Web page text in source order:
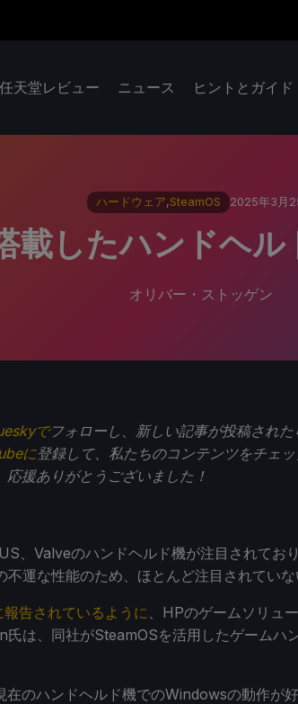
任天堂レビュー ニュース ヒントとガイド
ハードウェア,SteamOS 2025年3月
したハンドヘル
オリバー・ストッゲン
でフォローし、新しい記事が投稿され
に登録して、私たちのコンテンツをチェ
援ありがとうございました！
、Valveのハンドヘルド機が注目されてお
運な性能のため、ほとんど注目されていな
告されているように 、HPのゲームソリュ
は、同社がSteamOSを活用したゲームハ
のハンドヘルド機でのWindowsの動作が好